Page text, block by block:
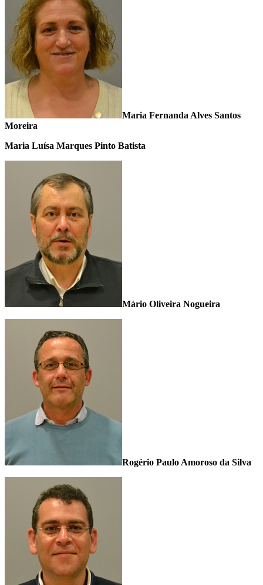
Maria Fernanda Alves Santos
Moreira
Maria Luísa Marques Pinto Batista
Mário Oliveira Nogueira
Rogério Paulo Amoroso da Silva